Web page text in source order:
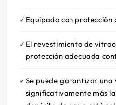
Equipado con protección
El revestimiento de
protección adecuada
Se puede garantizar una
significativamente más